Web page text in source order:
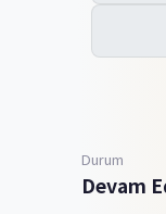
Durum
Devam